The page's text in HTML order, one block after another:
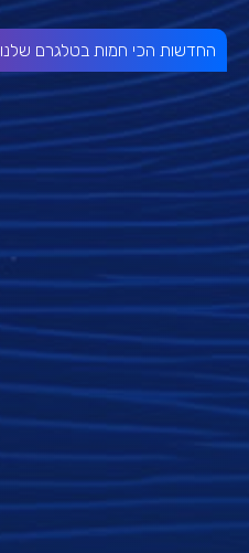
החדשות הכי חמות בטלגרם שלנו